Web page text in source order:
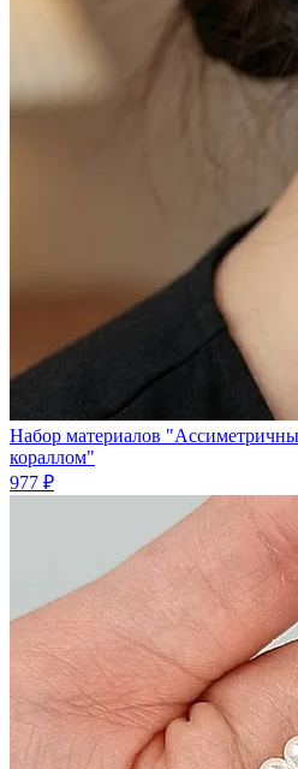
Набор материалов
кораллом"
977 ₽